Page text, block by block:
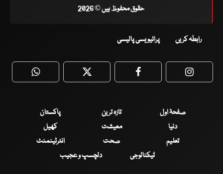
حقوق محفوظ ہیں © 2026
رابطہ کریں پرائیویسی پالیسی
WhatsApp Twitter Facebook
صفحۂ اول تازہ ترین
پاکستان
دنیا
معیشت
کھیل
تعلیم
صحت
انٹرٹینمنٹ
ٹیکنالوجی
دلچسپ و عجیب